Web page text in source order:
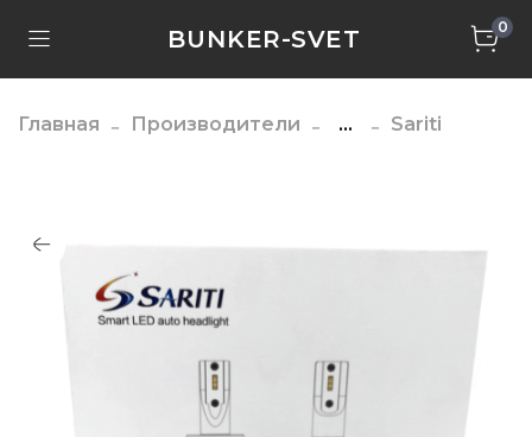
BUNKER-SVET 0
Главная Производители ... Sariti